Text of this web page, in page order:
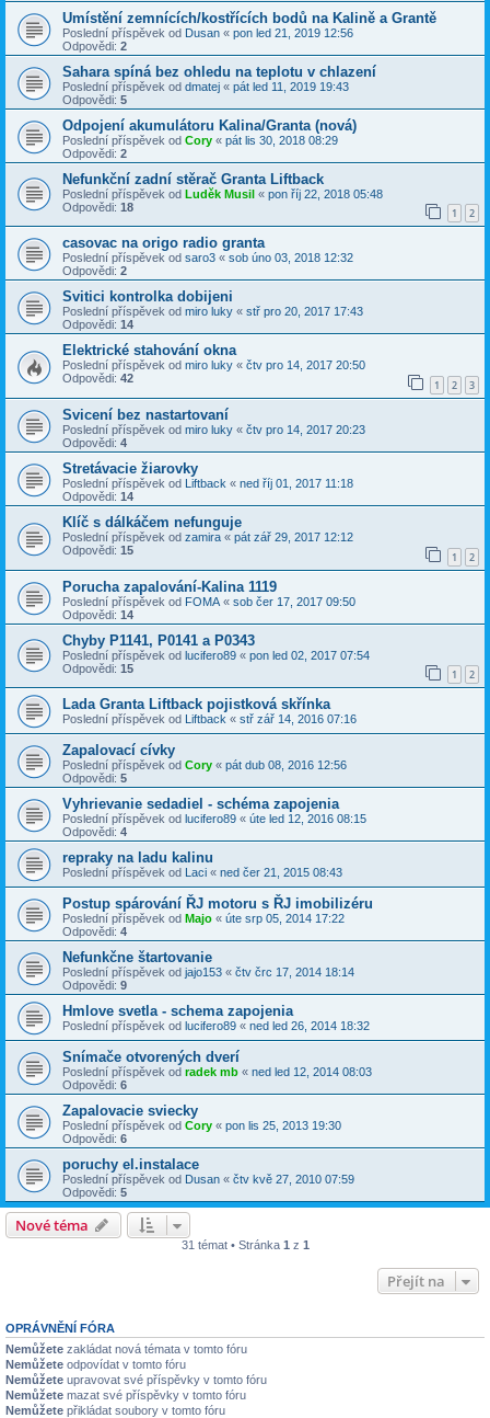
Umístění zemnících/kostřících bodů na Kalině a Grantě
Poslední příspěvek od Dusan « pon led 21, 2019 12:56
Odpovědi: 2
Sahara spíná bez ohledu na teplotu v chlazení
Poslední příspěvek od dmatej « pát led 11, 2019 19:43
Odpovědi: 5
Odpojení akumulátoru Kalina/Granta (nová)
Poslední příspěvek od Cory « pát lis 30, 2018 08:29
Odpovědi: 2
Nefunkční zadní stěrač Granta Liftback
Poslední příspěvek od Luděk Musil « pon říj 22, 2018 05:48
Odpovědi: 18 1 2
casovac na origo radio granta
Poslední příspěvek od saro3 « sob úno 03, 2018 12:32
Odpovědi: 2
Svitici kontrolka dobijeni
Poslední příspěvek od miro luky « stř pro 20, 2017 17:43
Odpovědi: 14
Elektrické stahování okna
Poslední příspěvek od miro luky « čtv pro 14, 2017 20:50
Odpovědi: 42 1 2 3
Svicení bez nastartovaní
Poslední příspěvek od miro luky « čtv pro 14, 2017 20:23
Odpovědi: 4
Stretávacie žiarovky
Poslední příspěvek od Liftback « ned říj 01, 2017 11:18
Odpovědi: 14
Klíč s dálkáčem nefunguje
Poslední příspěvek od zamira « pát zář 29, 2017 12:12
Odpovědi: 15 1 2
Porucha zapalování-Kalina 1119
Poslední příspěvek od FOMA « sob čer 17, 2017 09:50
Odpovědi: 14
Chyby P1141, P0141 a P0343
Poslední příspěvek od lucifero89 « pon led 02, 2017 07:54
Odpovědi: 15 1 2
Lada Granta Liftback pojistková skřínka
Poslední příspěvek od Liftback « stř zář 14, 2016 07:16
Zapalovací cívky
Poslední příspěvek od Cory « pát dub 08, 2016 12:56
Odpovědi: 5
Vyhrievanie sedadiel - schéma zapojenia
Poslední příspěvek od lucifero89 « úte led 12, 2016 08:15
Odpovědi: 4
repraky na ladu kalinu
Poslední příspěvek od Laci « ned čer 21, 2015 08:43
Postup spárování ŘJ motoru s ŘJ imobilizéru
Poslední příspěvek od Majo « úte srp 05, 2014 17:22
Odpovědi: 4
Nefunkčne štartovanie
Poslední příspěvek od jajo153 « čtv črc 17, 2014 18:14
Odpovědi: 9
Hmlove svetla - schema zapojenia
Poslední příspěvek od lucifero89 « ned led 26, 2014 18:32
Snímače otvorených dverí
Poslední příspěvek od radek mb « ned led 12, 2014 08:03
Odpovědi: 6
Zapalovacie sviecky
Poslední příspěvek od Cory « pon lis 25, 2013 19:30
Odpovědi: 6
poruchy el.instalace
Poslední příspěvek od Dusan « čtv kvě 27, 2010 07:59
Odpovědi: 5
Nové téma
31 témat • Stránka 1 z 1
Přejít na
OPRÁVNĚNÍ FÓRA
Nemůžete zakládat nová témata v tomto fóru
Nemůžete odpovídat v tomto fóru
Nemůžete upravovat své příspěvky v tomto fóru
Nemůžete mazat své příspěvky v tomto fóru
Nemůžete přikládat soubory v tomto fóru